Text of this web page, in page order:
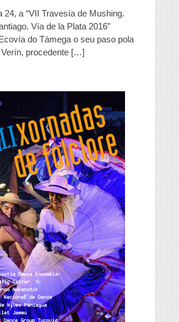
Támega
24, a “VII Travesía de Mushing.
Vía de la Plata 2016”
do Támega o seu paso pola
Verín, procedente […]